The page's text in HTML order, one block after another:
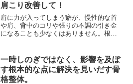
肩こり改善して！
肩に力が入ってしまう癖が、慢性的な首
や肩、背中のコリや張りの不調の引き金
になることも少なくはありません。根本
一時しのぎではなく、影響を及ぼ
す根本的な点に解決を見いだす骨
格整体。